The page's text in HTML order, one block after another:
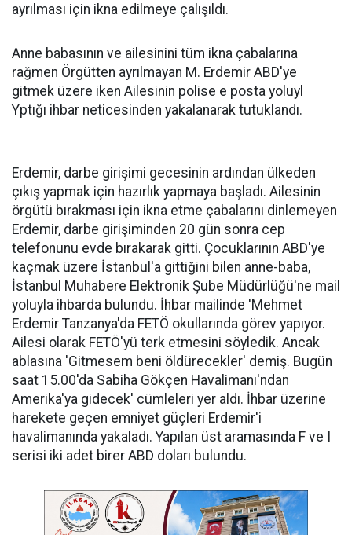
ayrılması için ikna edilmeye çalışıldı.
Anne babasının ve ailesinini tüm ikna çabalarına
rağmen Örgütten ayrılmayan M. Erdemir ABD'ye
gitmek üzere iken Ailesinin polise e posta yoluyl
Yptığı ihbar neticesinden yakalanarak tutuklandı.
Erdemir, darbe girişimi gecesinin ardından ülkeden
çıkış yapmak için hazırlık yapmaya başladı. Ailesinin
örgütü bırakması için ikna etme çabalarını dinlemeyen
Erdemir, darbe girişiminden 20 gün sonra cep
telefonunu evde bırakarak gitti. Çocuklarının ABD'ye
kaçmak üzere İstanbul'a gittiğini bilen anne-baba,
İstanbul Muhabere Elektronik Şube Müdürlüğü'ne mail
yoluyla ihbarda bulundu. İhbar mailinde 'Mehmet
Erdemir Tanzanya'da FETÖ okullarında görev yapıyor.
Ailesi olarak FETÖ'yü terk etmesini söyledik. Ancak
ablasına 'Gitmesem beni öldürecekler' demiş. Bugün
saat 15.00'da Sabiha Gökçen Havalimanı'ndan
Amerika'ya gidecek' cümleleri yer aldı. İhbar üzerine
harekete geçen emniyet güçleri Erdemir'i
havalimanında yakaladı. Yapılan üst aramasında F ve I
serisi iki adet birer ABD doları bulundu.